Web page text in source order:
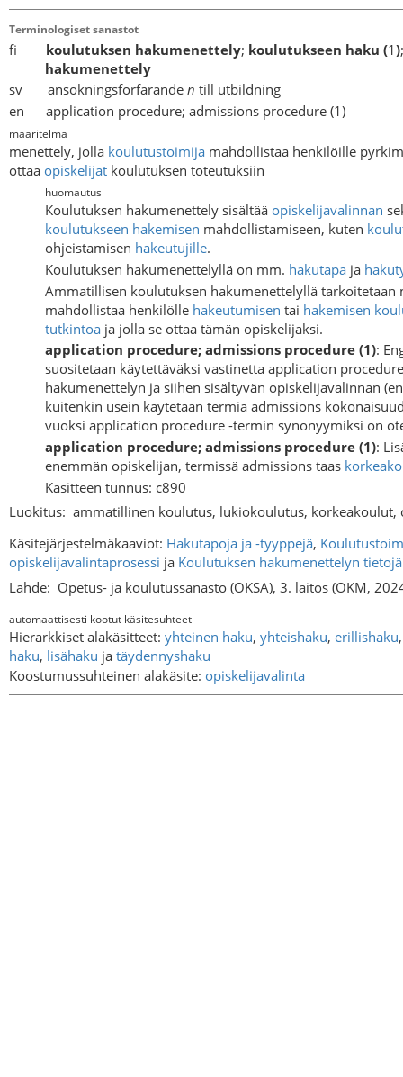
Terminologiset sanastot
fi koulutuksen hakumenettely; koulutukseen haku (1)
hakumenettely
sv ansökningsförfarande n till utbildning
en application procedure; admissions procedure (1)
määritelmä
menettely, jolla koulutustoimija mahdollistaa henkilöille
ottaa opiskelijat koulutuksen toteutuksiin
huomautus
Koulutuksen hakumenettely sisältää opiskelijavalinnan
koulutukseen hakemisen mahdollistamiseen, kuten
ohjeistamisen hakeutujille.
Koulutuksen hakumenettelyllä on mm. hakutapa ja
Ammatillisen koulutuksen hakumenettelyllä
mahdollistaa henkilölle hakeutumisen tai hakemisen
tutkintoa ja jolla se ottaa tämän opiskelijaksi.
application procedure; admissions procedure (1):
suositetaan käytettäväksi vastinetta application
hakumenettelyn ja siihen sisältyvän opiskelijavalinnan
kuitenkin usein käytetään termiä admissions
vuoksi application procedure -termin synonyymiksi on
application procedure; admissions procedure (1):
enemmän opiskelijan, termissä admissions taas
Käsitteen tunnus: c890
Luokitus: ammatillinen koulutus, lukiokoulutus, korkeakoulut,
Käsitejärjestelmäkaaviot: Hakutapoja ja -tyyppejä,
opiskelijavalintaprosessi ja Koulutuksen hakumenettelyn
Lähde: Opetus- ja koulutussanasto (OKSA), 3. laitos (OKM,
automaattisesti kootut käsitesuhteet
Hierarkkiset alakäsitteet: yhteinen haku, yhteishaku, erillishaku
haku, lisähaku ja täydennyshaku
Koostumussuhteinen alakäsite: opiskelijavalinta